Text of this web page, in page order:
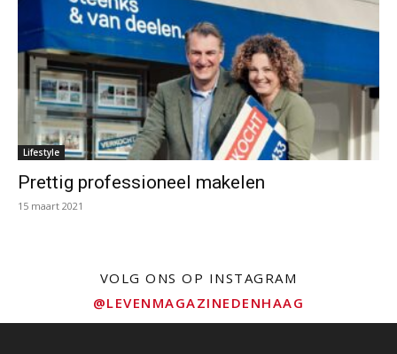
Lifestyle
Prettig professioneel makelen
15 maart 2021
VOLG ONS OP INSTAGRAM
@LEVENMAGAZINEDENHAAG